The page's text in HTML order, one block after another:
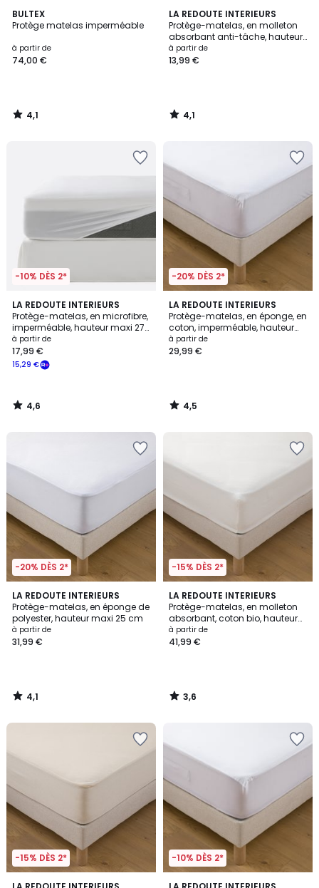
BULTEX
Protège matelas imperméable
à partir de
74,00 €
4,1
/ 5
4,1
/
LA REDOUTE INTERIEURS
Protège-matelas, en molleton
absorbant anti-tâche, hauteur
maxi 20 cm
à partir de
13,99 €
4,1
/ 5
4,1
/
-10% DÈS 2*
LA REDOUTE INTERIEURS
Protège-matelas, en microfibre,
imperméable, hauteur maxi 27
cm
à partir de
15,29 €
17,99 €
4,6
/ 5
4,6
/
-20% DÈS 2*
LA REDOUTE INTERIEURS
Protège-matelas, en éponge, en
coton, imperméable, hauteur
maxi 23 cm
à partir de
29,99 €
4,5
/ 5
4,5
/
-20% DÈS 2*
LA REDOUTE INTERIEURS
Protège-matelas, en éponge de
polyester, hauteur maxi 25 cm
à partir de
31,99 €
4,1
/ 5
4,1
/
-15% DÈS 2*
LA REDOUTE INTERIEURS
Protège-matelas, en molleton
absorbant, coton bio, hauteur
maxi 25 cm
à partir de
41,99 €
3,6
/ 5
3,6
/
-15% DÈS 2*
3,8
-10% DÈS 2*
4,3